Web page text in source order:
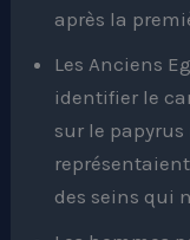
après la
Les Anciens
identifier le
sur le papyrus
des seins qui